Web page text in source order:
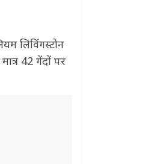
लिविंगस्टोन
42 गेंदों पर